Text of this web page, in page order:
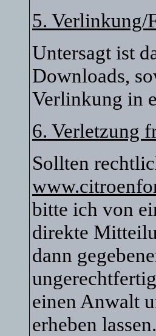
5. Verlinkung/
Untersagt ist
Downloads,
Verlinkung in
6. Verletzung
Sollten
bitte ich von
direkte
dann
einen Anwalt
erheben lassen.